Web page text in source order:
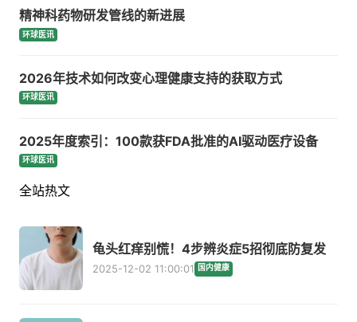
精神科药物研发管线的新进展
环球医讯
2026年技术如何改变心理健康支持的获取方式
环球医讯
2025年度索引：100款获FDA批准的AI驱动医疗设备
环球医讯
全站热文
龟头红痒别慌！4步辨炎症5招彻底防复发
2025-12-02 11:00:01 国内健康